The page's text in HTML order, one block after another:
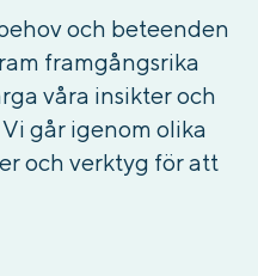
och beteenden
framgångsrika
våra insikter och
går igenom olika
och verktyg för att